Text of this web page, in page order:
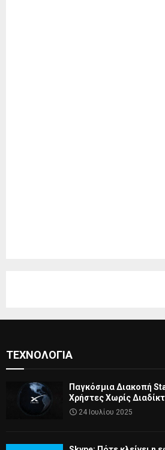
ΤΕΧΝΟΛΟΓΊΑ
Παγκόσμια Διακοπή
Χρήστες Χωρίς
24 Ιουλίου 2025